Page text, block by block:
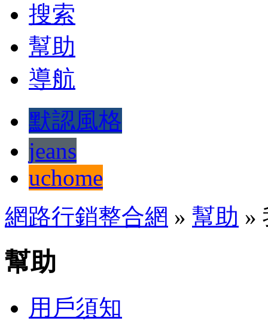
搜索
幫助
導航
默認風格
jeans
uchome
網路行銷整合網 » 幫助 »
幫助
用戶須知